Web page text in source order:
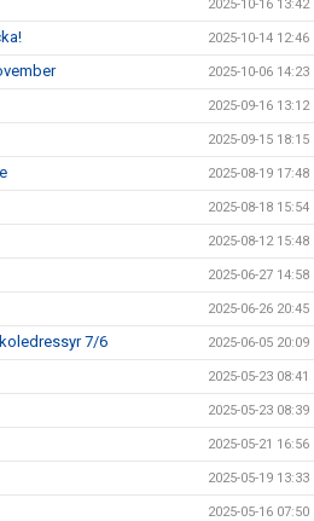
2025-10-16 13:42
2025-10-14 12:46
2025-10-06 14:23
2025-09-16 13:12
2025-09-15 18:15
2025-08-19 17:48
2025-08-18 15:54
2025-08-12 15:48
2025-06-27 14:58
2025-06-26 20:45
7/6 2025-06-05 20:09
2025-05-23 08:41
2025-05-23 08:39
2025-05-21 16:56
2025-05-19 13:33
2025-05-16 07:50